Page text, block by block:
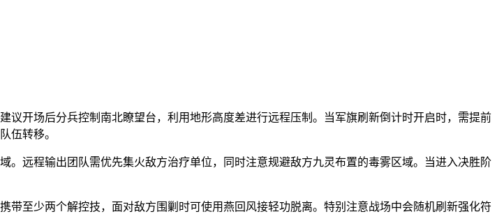
开场后分兵控制南北瞭望台，利用地形高度差进行远程压制。当军旗刷新倒计时开启时，需提前
伍转移。
远程输出团队需优先集火敌方治疗单位，同时注意规避敌方九灵布置的毒雾区域。当进入决胜阶
至少两个解控技，面对敌方围剿时可使用燕回风接轻功脱离。特别注意战场中会随机刷新强化符